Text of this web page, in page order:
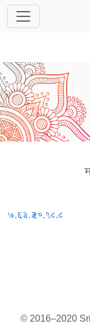
७.६३.३१०.९८.८
© 2016–2020